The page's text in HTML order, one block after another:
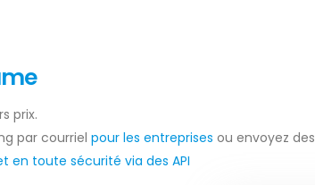
prix.
par courriel pour les entreprises ou envoyez des
en toute sécurité via des API